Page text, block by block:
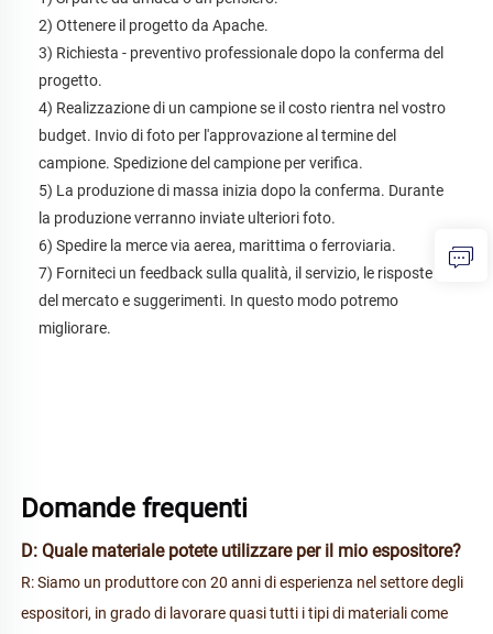
2) Ottenere il progetto da Apache.
3) Richiesta - preventivo professionale dopo la conferma del
progetto.
4) Realizzazione di un campione se il costo rientra nel vostro
budget. Invio di foto per l'approvazione al termine del
campione. Spedizione del campione per verifica.
5) La produzione di massa inizia dopo la conferma. Durante
la produzione verranno inviate ulteriori foto.
6) Spedire la merce via aerea, marittima o ferroviaria.
7) Forniteci un feedback sulla qualità, il servizio, le risposte
del mercato e suggerimenti. In questo modo potremo
migliorare.
Domande frequenti
D: Quale materiale potete utilizzare per il mio espositore?
R: Siamo un produttore con 20 anni di esperienza nel settore degli
espositori, in grado di lavorare quasi tutti i tipi di materiali come